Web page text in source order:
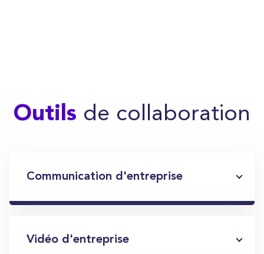
Outils de collaboration
Communication d'entreprise
Vidéo d'entreprise